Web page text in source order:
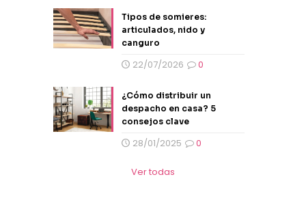
Tipos de somieres:
articulados, nido y
canguro
22/07/2026 0
¿Cómo distribuir un
despacho en casa? 5
consejos clave
28/01/2025 0
Ver todas